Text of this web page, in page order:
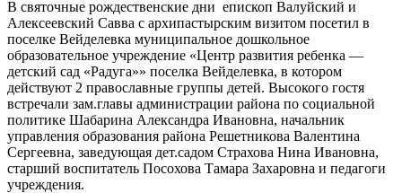
В святочные рождественские дни епископ Валуйский и
Алексеевский Савва с архипастырским визитом посетил в
поселке Вейделевка муниципальное дошкольное
образовательное учреждение «Центр развития ребенка —
детский сад «Радуга»» поселка Вейделевка, в котором
действуют 2 православные группы детей. Высокого гостя
встречали зам.главы администрации района по социальной
политике Шабарина Александра Ивановна, начальник
управления образования района Решетникова Валентина
Сергеевна, заведующая дет.садом Страхова Нина Ивановна,
старший воспитатель Посохова Тамара Захаровна и педагоги
учреждения.